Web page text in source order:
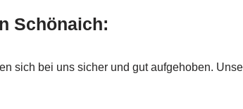
Schönaich:
sich bei uns sicher und gut aufgehoben.